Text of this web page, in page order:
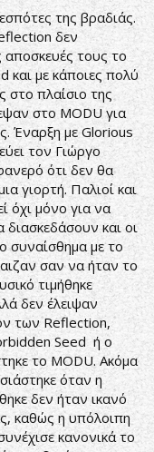
της βραδιάς.
δεν
αποσκευές τους το
και με κάποιες πολύ
στo πλαίσιo της
στο MODU για
Έναρξη με Glorious
τον Γιώργο
ότι δεν θα
γιορτή. Παλιοί και
όχι μόνο για να
και οι
συναίσθημα με το
σαν να ήταν το
τιμήθηκε
δεν έλειψαν
των Reflection,
Seed ή ο
το MODU. Ακόμα
όταν η
δεν ήταν ικανό
καθώς η υπόλοιπη
κανονικά το